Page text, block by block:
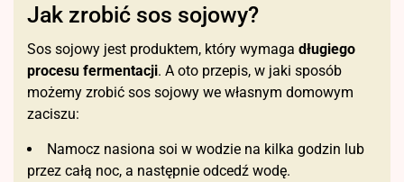
Jak zrobić sos sojowy?
Sos sojowy jest produktem, który wymaga długiego
procesu fermentacji. A oto przepis, w jaki sposób
możemy zrobić sos sojowy we własnym domowym
zaciszu:
Namocz nasiona soi w wodzie na kilka godzin lub
przez całą noc, a następnie odcedź wodę.